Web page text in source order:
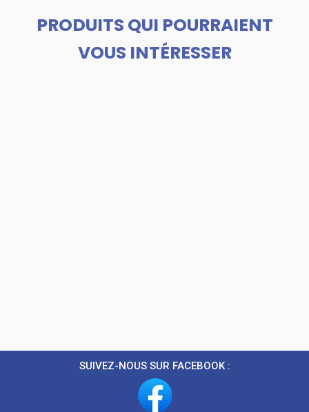
PRODUITS QUI POURRAIENT
VOUS INTÉRESSER
SUIVEZ-NOUS SUR FACEBOOK :